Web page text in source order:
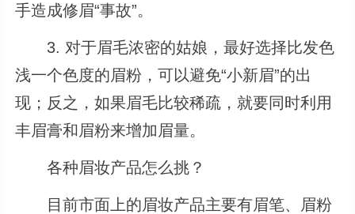
手造成修眉“事故”。
3. 对于眉毛浓密的姑娘，最好选择比发色
浅一个色度的眉粉，可以避免“小新眉”的出
现；反之，如果眉毛比较稀疏，就要同时利用
丰眉膏和眉粉来增加眉量。
各种眉妆产品怎么挑？
目前市面上的眉妆产品主要有眉笔、眉粉